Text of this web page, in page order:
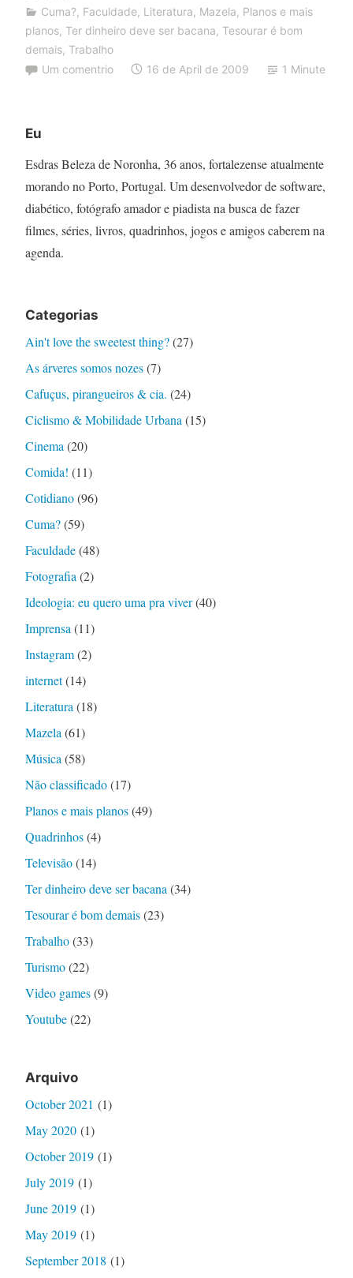
Cuma?, Faculdade, Literatura, Mazela, Planos e mais
planos, Ter dinheiro deve ser bacana, Tesourar é bom
demais, Trabalho
Um comentrio
16 de April de 2009 1 Minute
Eu
Esdras Beleza de Noronha, 36 anos, fortalezense atualmente
morando no Porto, Portugal. Um desenvolvedor de software,
diabético, fotógrafo amador e piadista na busca de fazer
filmes, séries, livros, quadrinhos, jogos e amigos caberem na
agenda.
Categorias
Ain't love the sweetest thing?(27)
As árveres somos nozes(7)
Cafuçus, pirangueiros & cia. (24)
Ciclismo & Mobilidade Urbana (15)
Cinema (20)
Comida! (11)
Cotidiano(96)
Cuma?(59)
Faculdade(48)
Fotografia (2)
Ideologia: eu quero uma pra viver(40)
Imprensa (11)
Instagram(2)
internet(14)
Literatura (18)
Mazela (61)
Música (58)
Não classificado(17)
Planos e mais planos(49)
Quadrinhos(4)
Televisão(14)
Ter dinheiro deve ser bacana (34)
Tesourar é bom demais(23)
Trabalho(33)
Turismo(22)
Video games(9)
Youtube(22)
Arquivo
October 2021 (1)
May 2020(1)
October 2019(1)
July 2019(1)
June 2019(1)
May 2019(1)
September 2018 (1)